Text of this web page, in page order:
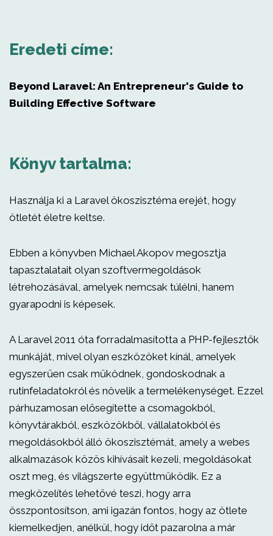
Eredeti címe:
Beyond Laravel: An Entrepreneur's Guide to
Building Effective Software
Könyv tartalma:
Használja ki a Laravel ökoszisztéma erejét, hogy
ötletét életre keltse.
Ebben a könyvben Michael Akopov megosztja
tapasztalatait olyan szoftvermegoldások
létrehozásával, amelyek nemcsak túlélni, hanem
gyarapodni is képesek.
A Laravel 2011 óta forradalmasította a PHP-fejlesztők
munkáját, mivel olyan eszközöket kínál, amelyek
egyszerűen csak működnek, gondoskodnak a
rutinfeladatokról és növelik a termelékenységet. Ezzel
párhuzamosan elősegítette a csomagokból,
könyvtárakból, eszközökből, vállalatokból és
megoldásokból álló ökoszisztémát, amely a webes
alkalmazások közös kihívásait kezeli, megoldásokat
oszt meg, és világszerte együttműködik. Ez a
megközelítés lehetővé teszi, hogy arra
összpontosítson, ami igazán fontos, hogy az ötlete
kiemelkedjen, anélkül, hogy időt pazarolna a már